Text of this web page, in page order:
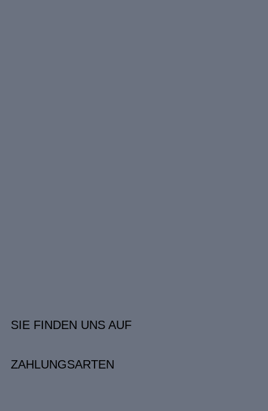
SIE FINDEN UNS AUF
ZAHLUNGSARTEN